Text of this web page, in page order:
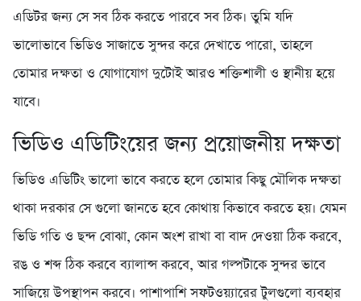
এডিটর জন্য সে সব ঠিক করতে পারবে সব ঠিক। তুমি যদি
ভালোভাবে ভিডিও সাজাতে সুন্দর করে দেখাতে পারো, তাহলে
তোমার দক্ষতা ও যোগাযোগ দুটোই আরও শক্তিশালী ও স্থানীয় হয়ে
যাবে।
ভিডিও এডিটিংয়ের জন্য প্রয়োজনীয় দক্ষতা
ভিডিও এডিটিং ভালো ভাবে করতে হলে তোমার কিছু মৌলিক দক্ষতা
থাকা দরকার সে গুলো জানতে হবে কোথায় কিভাবে করতে হয়। যেমন
ভিডি গতি ও ছন্দ বোঝা, কোন অংশ রাখা বা বাদ দেওয়া ঠিক করবে,
রঙ ও শব্দ ঠিক করবে ব্যালান্স করবে, আর গল্পটাকে সুন্দর ভাবে
সাজিয়ে উপস্থাপন করবে। পাশাপাশি সফটওয়্যারের টুলগুলো ব্যবহার